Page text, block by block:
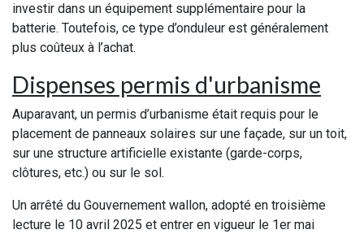
investir dans un équipement supplémentaire pour la
batterie. Toutefois, ce type d’onduleur est généralement
plus coûteux à l’achat.
Dispenses permis d'urbanisme
Auparavant, un permis d’urbanisme était requis pour le
placement de panneaux solaires sur une façade, sur un toit,
sur une structure artificielle existante (garde-corps,
clôtures, etc.) ou sur le sol.
Un arrêté du Gouvernement wallon, adopté en troisième
lecture le 10 avril 2025 et entrer en vigueur le 1er mai